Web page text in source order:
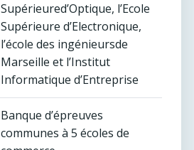
Supérieured’Optique, l’Ecole
Supérieure d’Electronique,
l’école des ingénieursde
Marseille et l’Institut
Informatique d’Entreprise
Banque d’épreuves
communes à 5 écoles de